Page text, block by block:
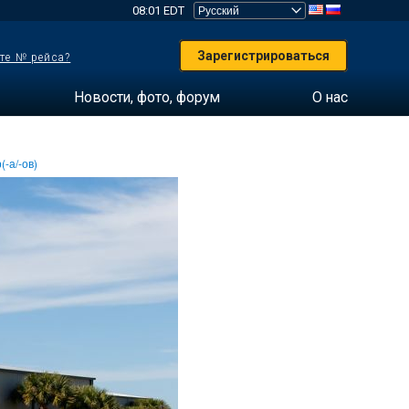
08:01 EDT
№ рейса? Зарегистрироваться
Новости, фото, форум О нас
а/-ов)